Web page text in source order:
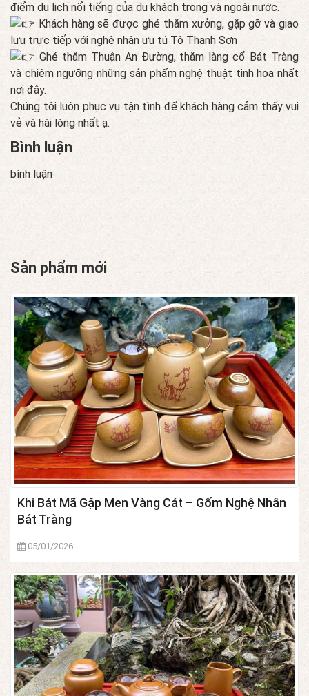
điểm du lịch nổi tiếng của du khách trong và ngoài nước.
Khách hàng sẽ được ghé thăm xưởng, gặp gỡ và giao
lưu trực tiếp với nghệ nhân ưu tú Tô Thanh Sơn
Ghé thăm Thuận An Đường, thăm làng cổ Bát Tràng
và chiêm ngưỡng những sản phẩm nghệ thuật tinh hoa nhất
nơi đây.
Chúng tôi luôn phục vụ tận tình để khách hàng cảm thấy vui
vẻ và hài lòng nhất ạ.
Bình luận
bình luận
Sản phẩm mới
Khi Bát Mã Gặp Men Vàng Cát – Gốm Nghệ Nhân
Bát Tràng
05/01/2026